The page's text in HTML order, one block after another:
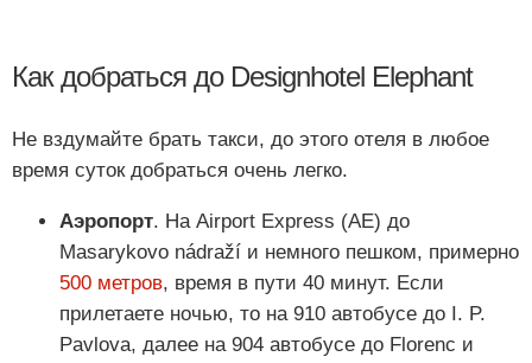
Как добраться до Designhotel Elephant
Не вздумайте брать такси, до этого отеля в любое
время суток добраться очень легко.
Аэропорт. На Airport Express (AE) до
Masarykovo nádraží и немного пешком, примерно
500 метров, время в пути 40 минут. Если
прилетаете ночью, то на 910 автобусе до I. P.
Pavlova, далее на 904 автобусе до Florenc и